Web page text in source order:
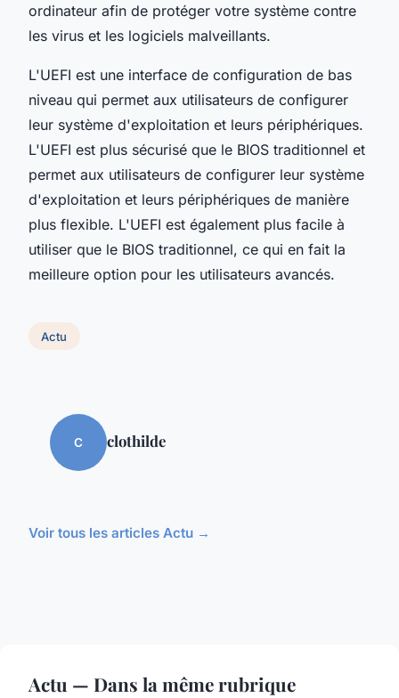
ordinateur afin de protéger votre système contre
les virus et les logiciels malveillants.
L'UEFI est une interface de configuration de bas
niveau qui permet aux utilisateurs de configurer
leur système d'exploitation et leurs périphériques.
L'UEFI est plus sécurisé que le BIOS traditionnel et
permet aux utilisateurs de configurer leur système
d'exploitation et leurs périphériques de manière
plus flexible. L'UEFI est également plus facile à
utiliser que le BIOS traditionnel, ce qui en fait la
meilleure option pour les utilisateurs avancés.
Actu
C clothilde
Voir tous les articles Actu →
Actu — Dans la même rubrique